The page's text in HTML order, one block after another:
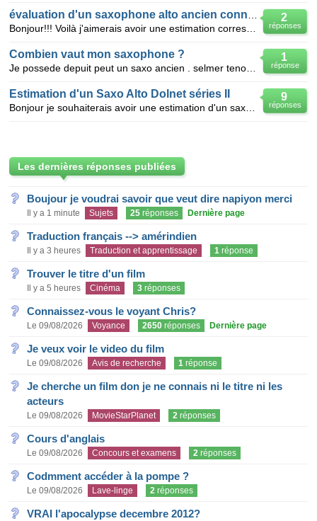
2
réponses
1
réponse
Combien vaut mon saxophone ?
9
réponses
Estimation d'un Saxo Alto Dolnet séries II
Les dernières réponses publiées
Boujour je voudrai savoir que veut dire napiyon merci
Il y a 1 minute Sujets 25 réponses Dernière page
Traduction français --> amérindien
Il y a 3 heures Traduction et apprentissage 1 réponse
Trouver le titre d'un film
Il y a 5 heures Cinéma 3 réponses
Connaissez-vous le voyant Chris?
Le 09/08/2026 Voyance 2650 réponses Dernière page
Je veux voir le video du film
Le 09/08/2026 Avis de recherche 1 réponse
Je cherche un film don je ne connais ni le titre ni les
acteurs
Le 09/08/2026 MovieStarPlanet 2 réponses
Cours d'anglais
Le 09/08/2026 Concours et examens 2 réponses
Codmment accéder à la pompe ?
Le 09/08/2026 Lave-linge 2 réponses
VRAI l'apocalypse decembre 2012?